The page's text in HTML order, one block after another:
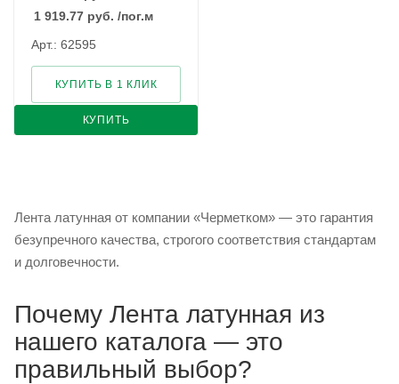
1 919.77 руб. /пог.м
Арт.: 62595
КУПИТЬ
КУПИТЬ В 1 КЛИК
Лента латунная от компании «Черметком» — это гарантия
безупречного качества, строгого соответствия стандартам
и долговечности.
Почему Лента латунная из
нашего каталога — это
правильный выбор?